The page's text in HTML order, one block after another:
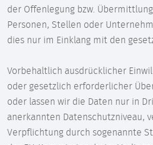
der Offenlegung bzw.
Personen, Stellen oder
dies nur im Einklang mit den
Vorbehaltlich ausdrücklicher
oder gesetzlich erforderlicher
oder lassen wir die Daten nur in
anerkannten Datenschutzniveau,
Verpflichtung durch sogenannte